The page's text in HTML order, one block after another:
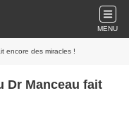
MENU
encore des miracles !